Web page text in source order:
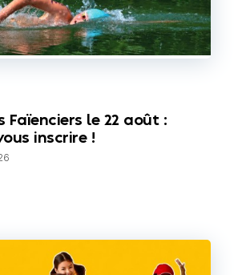
Faïenciers le 22 août :
inscrire !